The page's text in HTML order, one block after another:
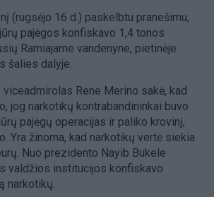
(rugsėjo 16 d.) paskelbtu pranešimu,
pajėgos konfiskavo 1,4 tonos
Ramiajame vandenyne, pietinėje
šalies dalyje.
Rene Merino sakė, kad
jog narkotikų kontrabandininkai buvo
pajėgų operacijas ir paliko krovinį,
Yra žinoma, kad narkotikų vertė siekia
Nuo prezidento Nayib Bukele
valdžios institucijos konfiskavo
narkotikų.